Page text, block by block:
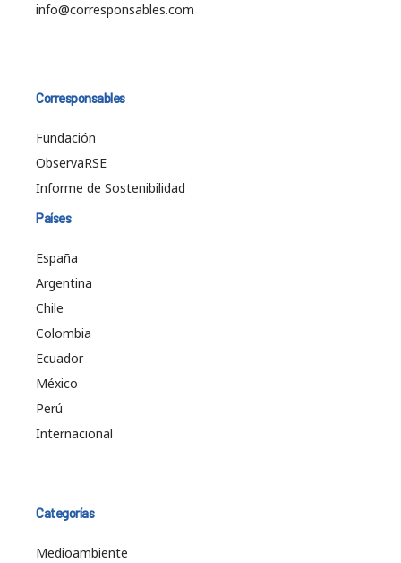
info@corresponsables.com
Corresponsables
Fundación
ObservaRSE
Informe de Sostenibilidad
Países
España
Argentina
Chile
Colombia
Ecuador
México
Perú
Internacional
Categorías
Medioambiente